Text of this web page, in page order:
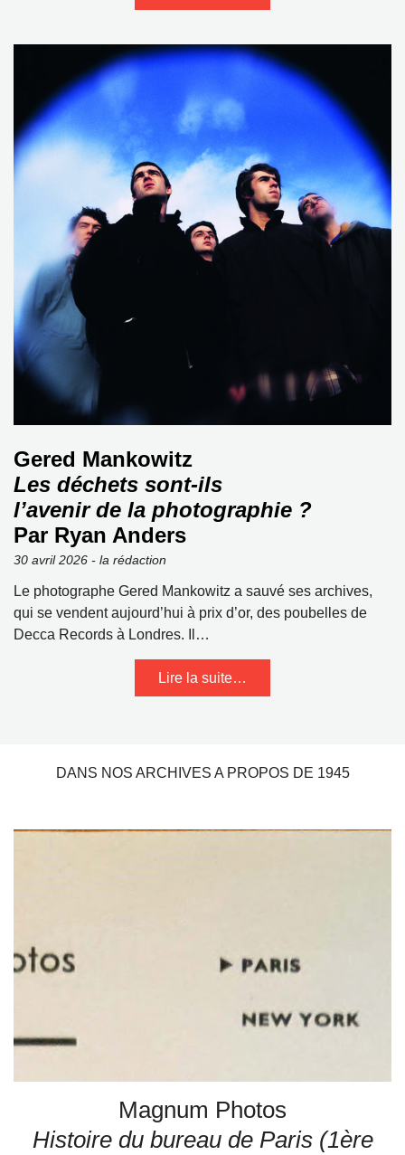
Gered Mankowitz
Les déchets sont-ils
l’avenir de la photographie ?
Par Ryan Anders
30 avril 2026 - la rédaction
Le photographe Gered Mankowitz a sauvé ses archives,
qui se vendent aujourd’hui à prix d’or, des poubelles de
Decca Records à Londres. Il…
Lire la suite…
DANS NOS ARCHIVES A PROPOS DE 1945
Magnum Photos
Histoire du bureau de Paris (1ère